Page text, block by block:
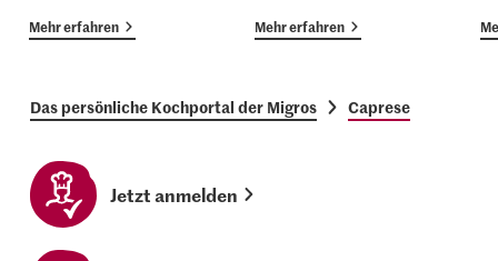
Mehr erfahren Mehr erfahren
Das persönliche Kochportal der Migros Caprese
Jetzt anmelden